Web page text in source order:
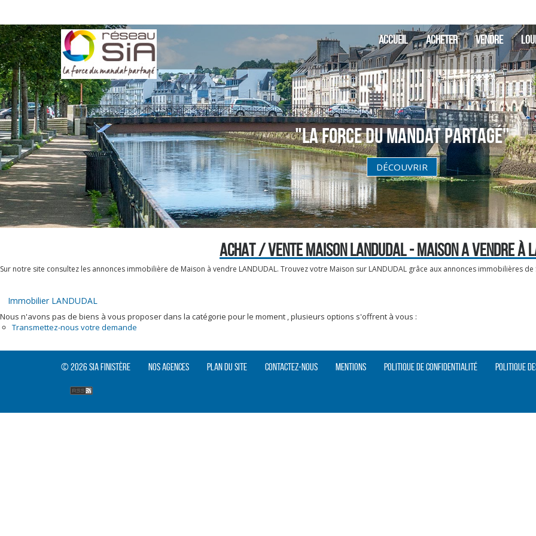
ACCUEIL ACHETER VENDRE
"La Force du Mandat partagé"
DÉCOUVRIR
ACHAT / VENTE MAISON LANDUDAL - MAISON A VENDRE À
Sur notre site consultez les annonces immobilière de Maison à vendre LANDUDAL. Trouvez votre Maison sur LANDUDAL grâce aux annonces immobilières de
Immobilier LANDUDAL
Nous n'avons pas de biens à vous proposer dans la catégorie pour le moment , plusieurs options s'offrent à vous :
Transmettez-nous votre demande
© 2026 SIA Finistère Nos agences Plan du site Contactez-nous Mentions Politique de confidentialité Politique